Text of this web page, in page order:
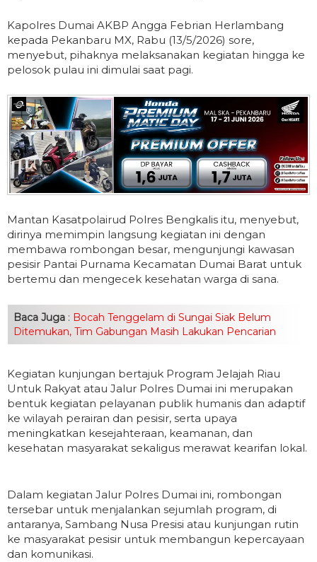
Kapolres Dumai AKBP Angga Febrian Herlambang
kepada Pekanbaru MX, Rabu (13/5/2026) sore,
menyebut, pihaknya melaksanakan kegiatan hingga ke
pelosok pulau ini dimulai saat pagi.
Mantan Kasatpolairud Polres Bengkalis itu, menyebut,
dirinya memimpin langsung kegiatan ini dengan
membawa rombongan besar, mengunjungi kawasan
pesisir Pantai Purnama Kecamatan Dumai Barat untuk
bertemu dan mengecek kesehatan warga di sana.
Baca Juga : Bocah Tenggelam di Sungai Siak Belum
Ditemukan, Tim Gabungan Masih Lakukan Pencarian
Kegiatan kunjungan bertajuk Program Jelajah Riau
Untuk Rakyat atau Jalur Polres Dumai ini merupakan
bentuk kegiatan pelayanan publik humanis dan adaptif
ke wilayah perairan dan pesisir, serta upaya
meningkatkan kesejahteraan, keamanan, dan
kesehatan masyarakat sekaligus merawat kearifan lokal.
Dalam kegiatan Jalur Polres Dumai ini, rombongan
tersebar untuk menjalankan sejumlah program, di
antaranya, Sambang Nusa Presisi atau kunjungan rutin
ke masyarakat pesisir untuk membangun kepercayaan
dan komunikasi.